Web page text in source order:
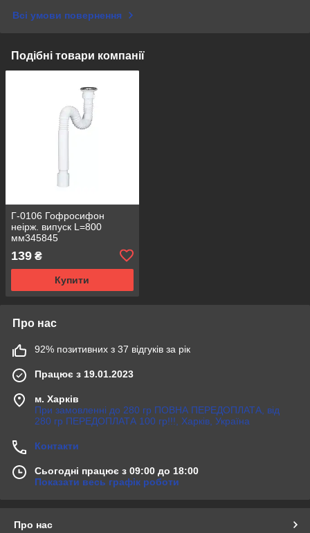
Всі умови повернення
Подібні товари компанії
Г-0106 Гофросифон
неірж. випуск L=800
мм345845
139 ₴
Купити
Про нас
92% позитивних з 37 відгуків за рік
Працює з 19.01.2023
м. Харків
При замовленні до 280 гр ПОВНА ПЕРЕДОПЛАТА, від
280 гр ПЕРЕДОПЛАТА 100 гр!!!, Харків, Україна
Контакти
Сьогодні працює з 09:00 до 18:00
Показати весь графік роботи
Про нас